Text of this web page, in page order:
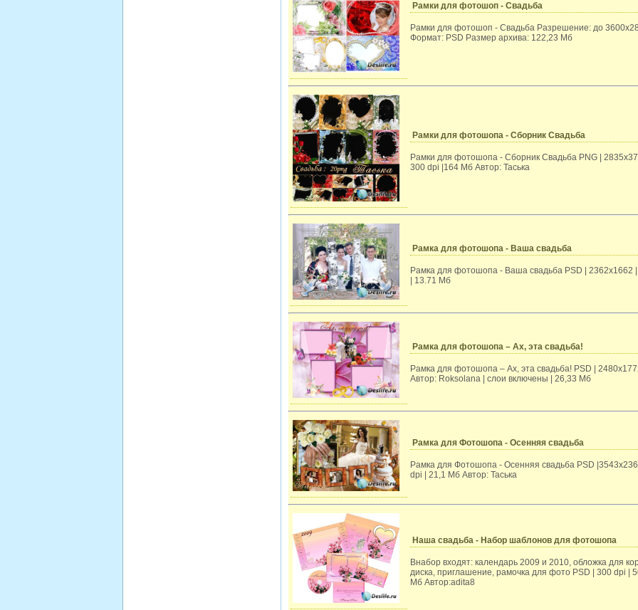
Рамки для фотошоп - Свадьба
Рамки для фотошоп - Свадьба Разрешение: до
Формат: PSD Размер архива: 122,23 Мб
Рамки для фотошопа - Сборник Свадьба
Рамки для фотошопа - Сборник Свадьба PNG |
300 dpi |164 Мб Автор: Таська
Рамка для фотошопа - Ваша свадьба
Рамка для фотошопа - Ваша свадьба PSD | 2362х1662
| 13.71 Мб
Рамка для фотошопа – Ах, эта свадьба!
Рамка для фотошопа – Ах, эта свадьба! PSD |
Автор: Roksolana | слои включены | 26,33 Мб
Рамка для Фотошопа - Осенняя свадьба
Рамка для Фотошопа - Осенняя свадьба PSD
dpi | 21,1 Мб Автор: Таська
Наша свадьба - Набор шаблонов для фотошопа
Внабор входят: календарь 2009 и 2010, обложка для
диска, приглашение, рамочка для фото PSD | 300 dpi |
Mб Aвтор:adita8